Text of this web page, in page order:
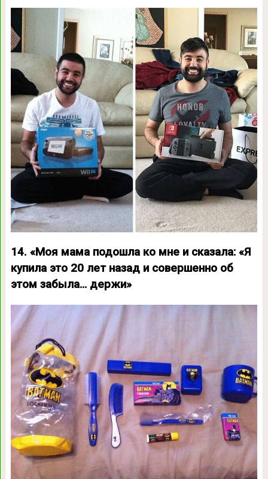
14. «Моя мама подошла ко мне и сказала: «Я
купила это 20 лет назад и совершенно об
этом забыла… держи»